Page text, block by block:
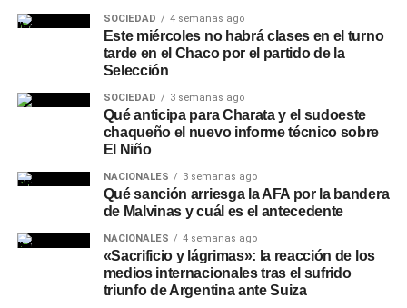
SOCIEDAD 4 semanas ago
Este miércoles no habrá clases en el turno
tarde en el Chaco por el partido de la
Selección
SOCIEDAD 3 semanas ago
Qué anticipa para Charata y el sudoeste
chaqueño el nuevo informe técnico sobre
El Niño
NACIONALES 3 semanas ago
Qué sanción arriesga la AFA por la bandera
de Malvinas y cuál es el antecedente
NACIONALES 4 semanas ago
«Sacrificio y lágrimas»: la reacción de los
medios internacionales tras el sufrido
triunfo de Argentina ante Suiza